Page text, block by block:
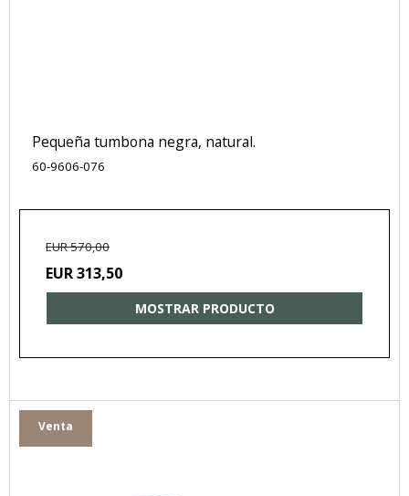
Pequeña tumbona negra, natural.
60-9606-076
EUR 570,00
EUR 313,50
MOSTRAR PRODUCTO
Venta